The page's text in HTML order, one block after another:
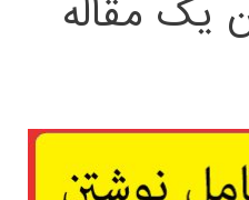
یک مقاله